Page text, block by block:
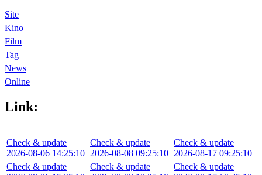
Site
Kino
Film
Tag
News
Online
Link:
Check & update
2026-08-06 14:25:10
Check & update
Check & update
2026-08-08 09:25:10
Check & update
Check & update
2026-08-17 09:25:10
Check & update